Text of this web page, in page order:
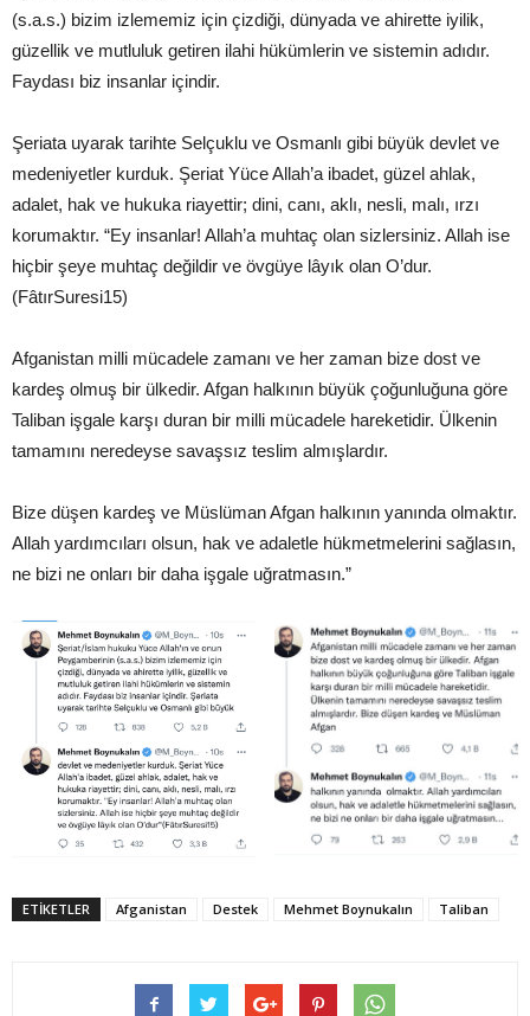
(s.a.s.) bizim izlememiz için çizdiği, dünyada ve ahirette iyilik,
güzellik ve mutluluk getiren ilahi hükümlerin ve sistemin adıdır.
Faydası biz insanlar içindir.
Şeriata uyarak tarihte Selçuklu ve Osmanlı gibi büyük devlet ve
medeniyetler kurduk. Şeriat Yüce Allah’a ibadet, güzel ahlak,
adalet, hak ve hukuka riayettir; dini, canı, aklı, nesli, malı, ırzı
korumaktır. “Ey insanlar! Allah’a muhtaç olan sizlersiniz. Allah ise
hiçbir şeye muhtaç değildir ve övgüye lâyık olan O’dur.
(FâtırSuresi15)
Afganistan milli mücadele zamanı ve her zaman bize dost ve
kardeş olmuş bir ülkedir. Afgan halkının büyük çoğunluğuna göre
Taliban işgale karşı duran bir milli mücadele hareketidir. Ülkenin
tamamını neredeyse savaşsız teslim almışlardır.
Bize düşen kardeş ve Müslüman Afgan halkının yanında olmaktır.
Allah yardımcıları olsun, hak ve adaletle hükmetmelerini sağlasın,
ne bizi ne onları bir daha işgale uğratmasın.”
ETIKETLER Afganistan Destek Mehmet Boynukalın Taliban